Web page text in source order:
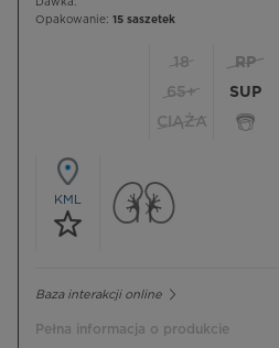
Dawka:
Opakowanie: 15 saszetek
18
65+
CIĄŻA
RP
SUP
KML
Baza interakcji online
Pełna informacja o produkcie